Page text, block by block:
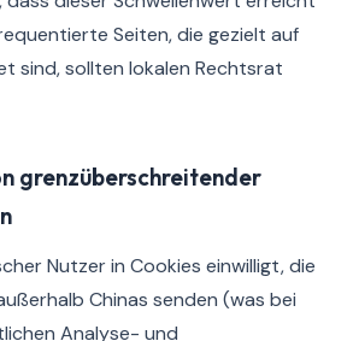
Seiten, die gezielt auf
sind, sollten lokalen Rechtsrat
grenzüberschreitender
Nutzer in Cookies einwilligt, die
Chinas senden (was bei
Analyse- und